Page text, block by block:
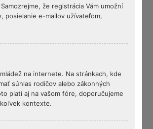
že registrácia Vám umožní
posielanie e-mailov užívateľom,
na internete. Na stránkach, kde
súhlas rodičov alebo zákonných
platí aj na vašom fóre, doporučujeme
kontexte.